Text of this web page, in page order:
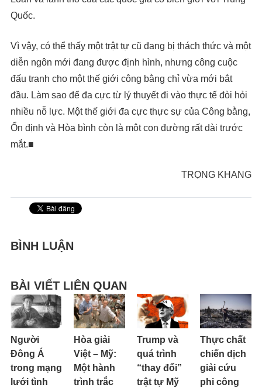
Quốc.
Vì vậy, có thể thấy một trật tự cũ đang bị thách thức và một
diễn ngôn mới đang được định hình, nhưng công cuộc
đấu tranh cho một thế giới công bằng chỉ vừa mới bắt
đầu. Làm sao để đa cực từ lý thuyết đi vào thực tế đòi hỏi
nhiều nỗ lực. Một thế giới đa cực thực sự của Công bằng,
Ổn định và Hòa bình còn là một con đường rất dài trước
mắt.■
TRỌNG KHANG
BÌNH LUẬN
BÀI VIẾT LIÊN QUAN
Người
Đông Á
trong mạng
lưới tình
Hòa giải
Việt – Mỹ:
Một hành
trình trắc
Trump và
quá trình
“thay đổi”
trật tự Mỹ
Thực chất
chiến dịch
giải cứu
phi công